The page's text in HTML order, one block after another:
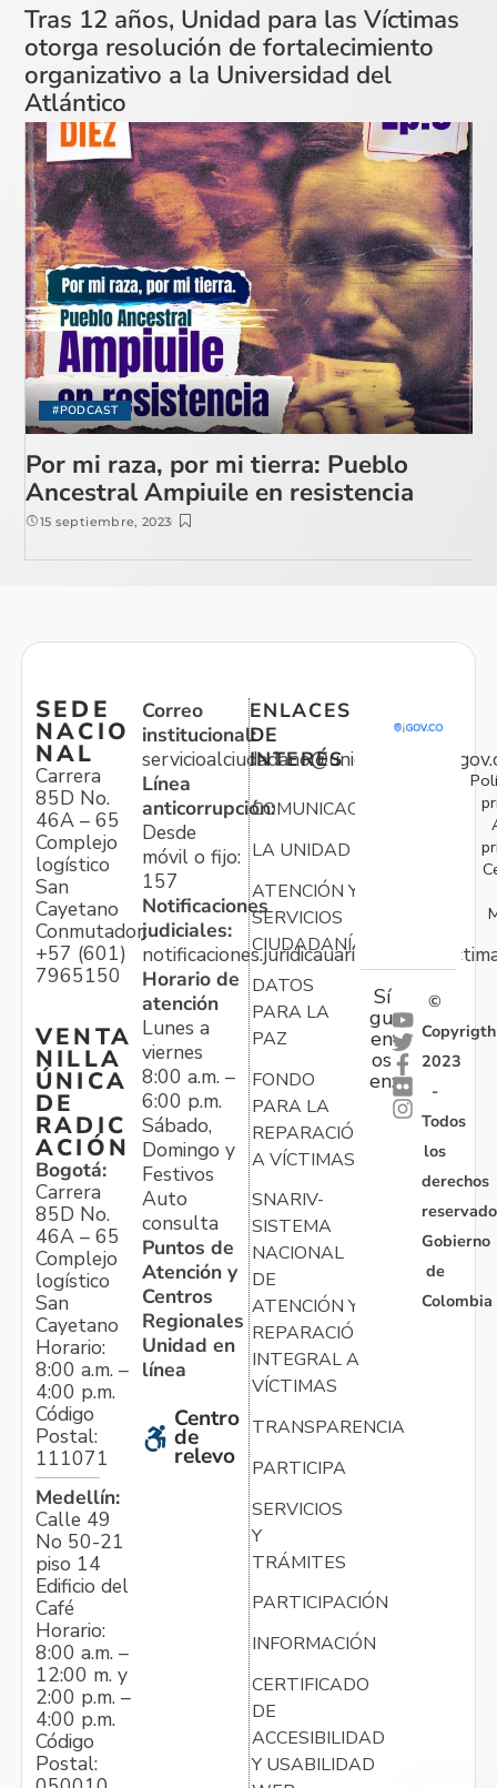
Tras 12 años, Unidad para las Víctimas
otorga resolución de fortalecimiento
organizativo a la Universidad del
Atlántico
#PODCAST
Por mi raza, por mi tierra: Pueblo
Ancestral Ampiuile en resistencia
15 septiembre, 2023
SEDE
NACIO
NAL
Carrera
85D No.
46A – 65
Complejo
logístico
San
Cayetano
Conmutador:
+57 (601)
7965150
VENTA
NILLA
ÚNICA
DE
RADIC
ACIÓN
Bogotá:
Carrera
85D No.
46A – 65
Complejo
logístico
San
Cayetano
Horario:
8:00 a.m. –
4:00 p.m.
Código
Postal:
111071
Medellín:
Calle 49
No 50-21
piso 14
Edificio del
Café
Horario:
8:00 a.m. –
12:00 m. y
2:00 p.m. –
4:00 p.m.
Código
Postal:
Correo
institucional:
Línea
anticorrupción:
Desde
móvil o fijo:
157
Notificaciones
judiciales:
Horario de
atención
Lunes a
viernes
8:00 a.m. –
6:00 p.m.
Sábado,
Domingo y
Festivos
Auto
consulta
Puntos de
Atención y
Centros
Regionales
Unidad en
línea
Centro
de
relevo
ENLACES
DE
INTERÉS
COMUNICACIONES
LA UNIDAD
ATENCIÓN Y
SERVICIOS
CIUDADANÍA
DATOS
PARA LA
PAZ
FONDO
PARA LA
REPARACIÓN
A VÍCTIMAS
SNARIV-
SISTEMA
NACIONAL
DE
ATENCIÓN Y
REPARACIÓN
INTEGRAL A
VÍCTIMAS
TRANSPARENCIA
PARTICIPA
SERVICIOS
Y
TRÁMITES
PARTICIPACIÓN
INFORMACIÓN
CERTIFICADO
DE
ACCESIBILIDAD
Y USABILIDAD
Sí
gu
en
os
en:
©
Copyrigth
2023
-
Todos
los
derechos
Gobierno
de
Colombia